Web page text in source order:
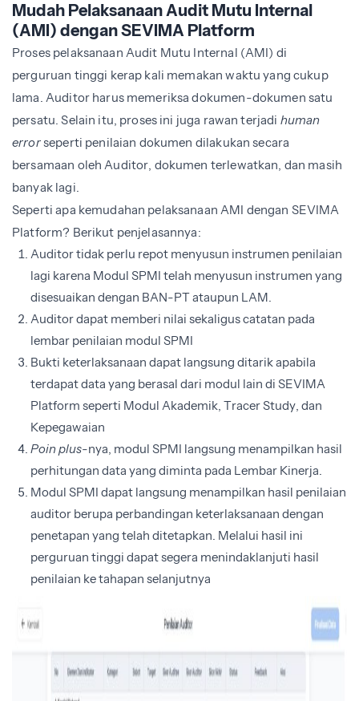
Mudah Pelaksanaan Audit Mutu Internal
(AMI) dengan SEVIMA Platform
Proses pelaksanaan Audit Mutu Internal (AMI) di
perguruan tinggi kerap kali memakan waktu yang cukup
lama. Auditor harus memeriksa dokumen-dokumen satu
persatu. Selain itu, proses ini juga rawan terjadi human
errorseperti penilaian dokumen dilakukan secara
bersamaan oleh Auditor, dokumen terlewatkan, dan masih
banyak lagi.
Seperti apa kemudahan pelaksanaan AMI dengan SEVIMA
Platform? Berikut penjelasannya:
Auditor tidak perlu repot menyusun instrumen penilaian
lagi karena Modul SPMI telah menyusun instrumen yang
disesuaikan dengan BAN-PT ataupun LAM.
Auditor dapat memberi nilai sekaligus catatan pada
lembar penilaian modul SPMI
Bukti keterlaksanaan dapat langsung ditarik apabila
terdapat data yang berasal dari modul lain di SEVIMA
Platform seperti Modul Akademik, Tracer Study, dan
Kepegawaian
Poin plus-nya, modul SPMI langsung menampilkan hasil
perhitungan data yang diminta pada Lembar Kinerja.
Modul SPMI dapat langsung menampilkan hasil penilaian
auditor berupa perbandingan keterlaksanaan dengan
penetapan yang telah ditetapkan. Melalui hasil ini
perguruan tinggi dapat segera menindaklanjuti hasil
penilaian ke tahapan selanjutnya